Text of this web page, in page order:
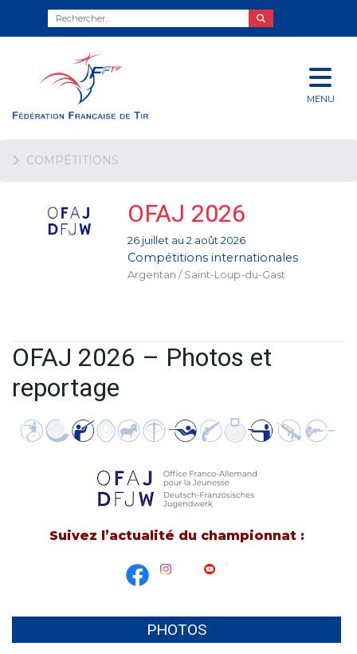
MENU
COMPÉTITIONS
OFAJ 2026
26 juillet au 2 août 2026
Compétitions internationales
Argentan / Saint-Loup-du-Gast
OFAJ 2026 – Photos et
reportage
Suivez l’actualité du championnat :
PHOTOS